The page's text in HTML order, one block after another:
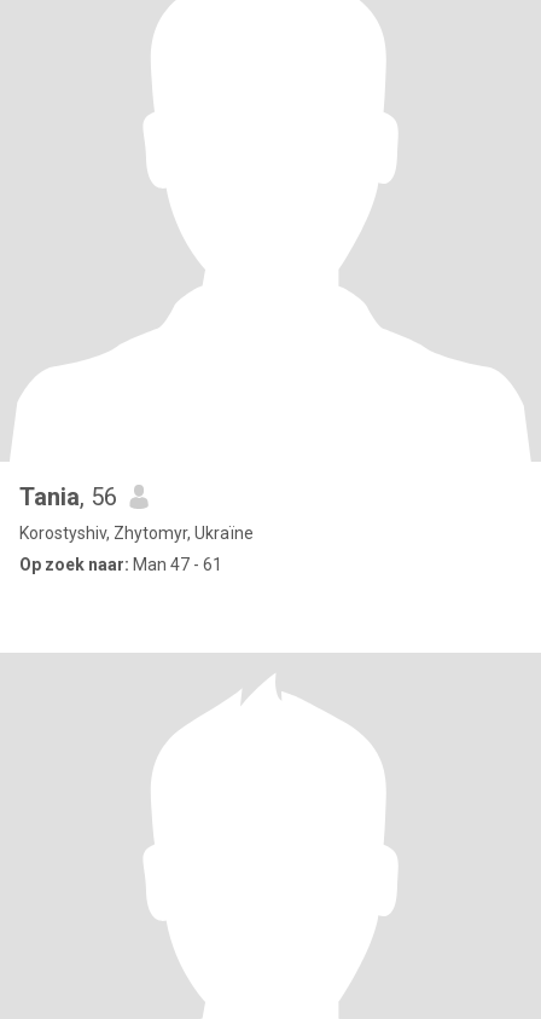
Tania, 56
Korostyshiv, Zhytomyr, Ukraïne
Op zoek naar: Man 47 - 61